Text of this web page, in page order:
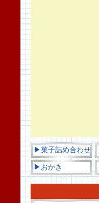
▶菓子詰め合わせ
▶おかき